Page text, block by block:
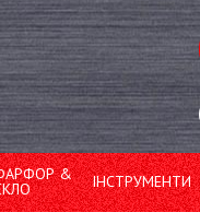
& ІНСТРУМЕНТИ